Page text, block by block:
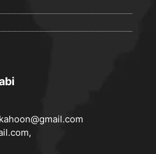
,